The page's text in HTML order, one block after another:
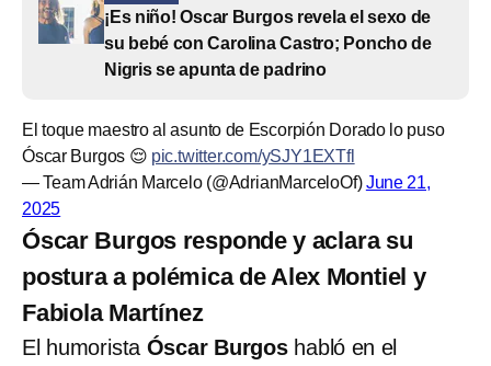
¡Es niño! Oscar Burgos revela el sexo de
su bebé con Carolina Castro; Poncho de
Nigris se apunta de padrino
El toque maestro al asunto de Escorpión Dorado lo puso
Óscar Burgos 😌 pic.twitter.com/ySJY1EXTfl
— Team Adrián Marcelo (@AdrianMarceloOf)June 21,
2025
Óscar Burgos responde y aclara su
postura a polémica de Alex Montiel y
Fabiola Martínez
El humorista Óscar Burgoshabló en el